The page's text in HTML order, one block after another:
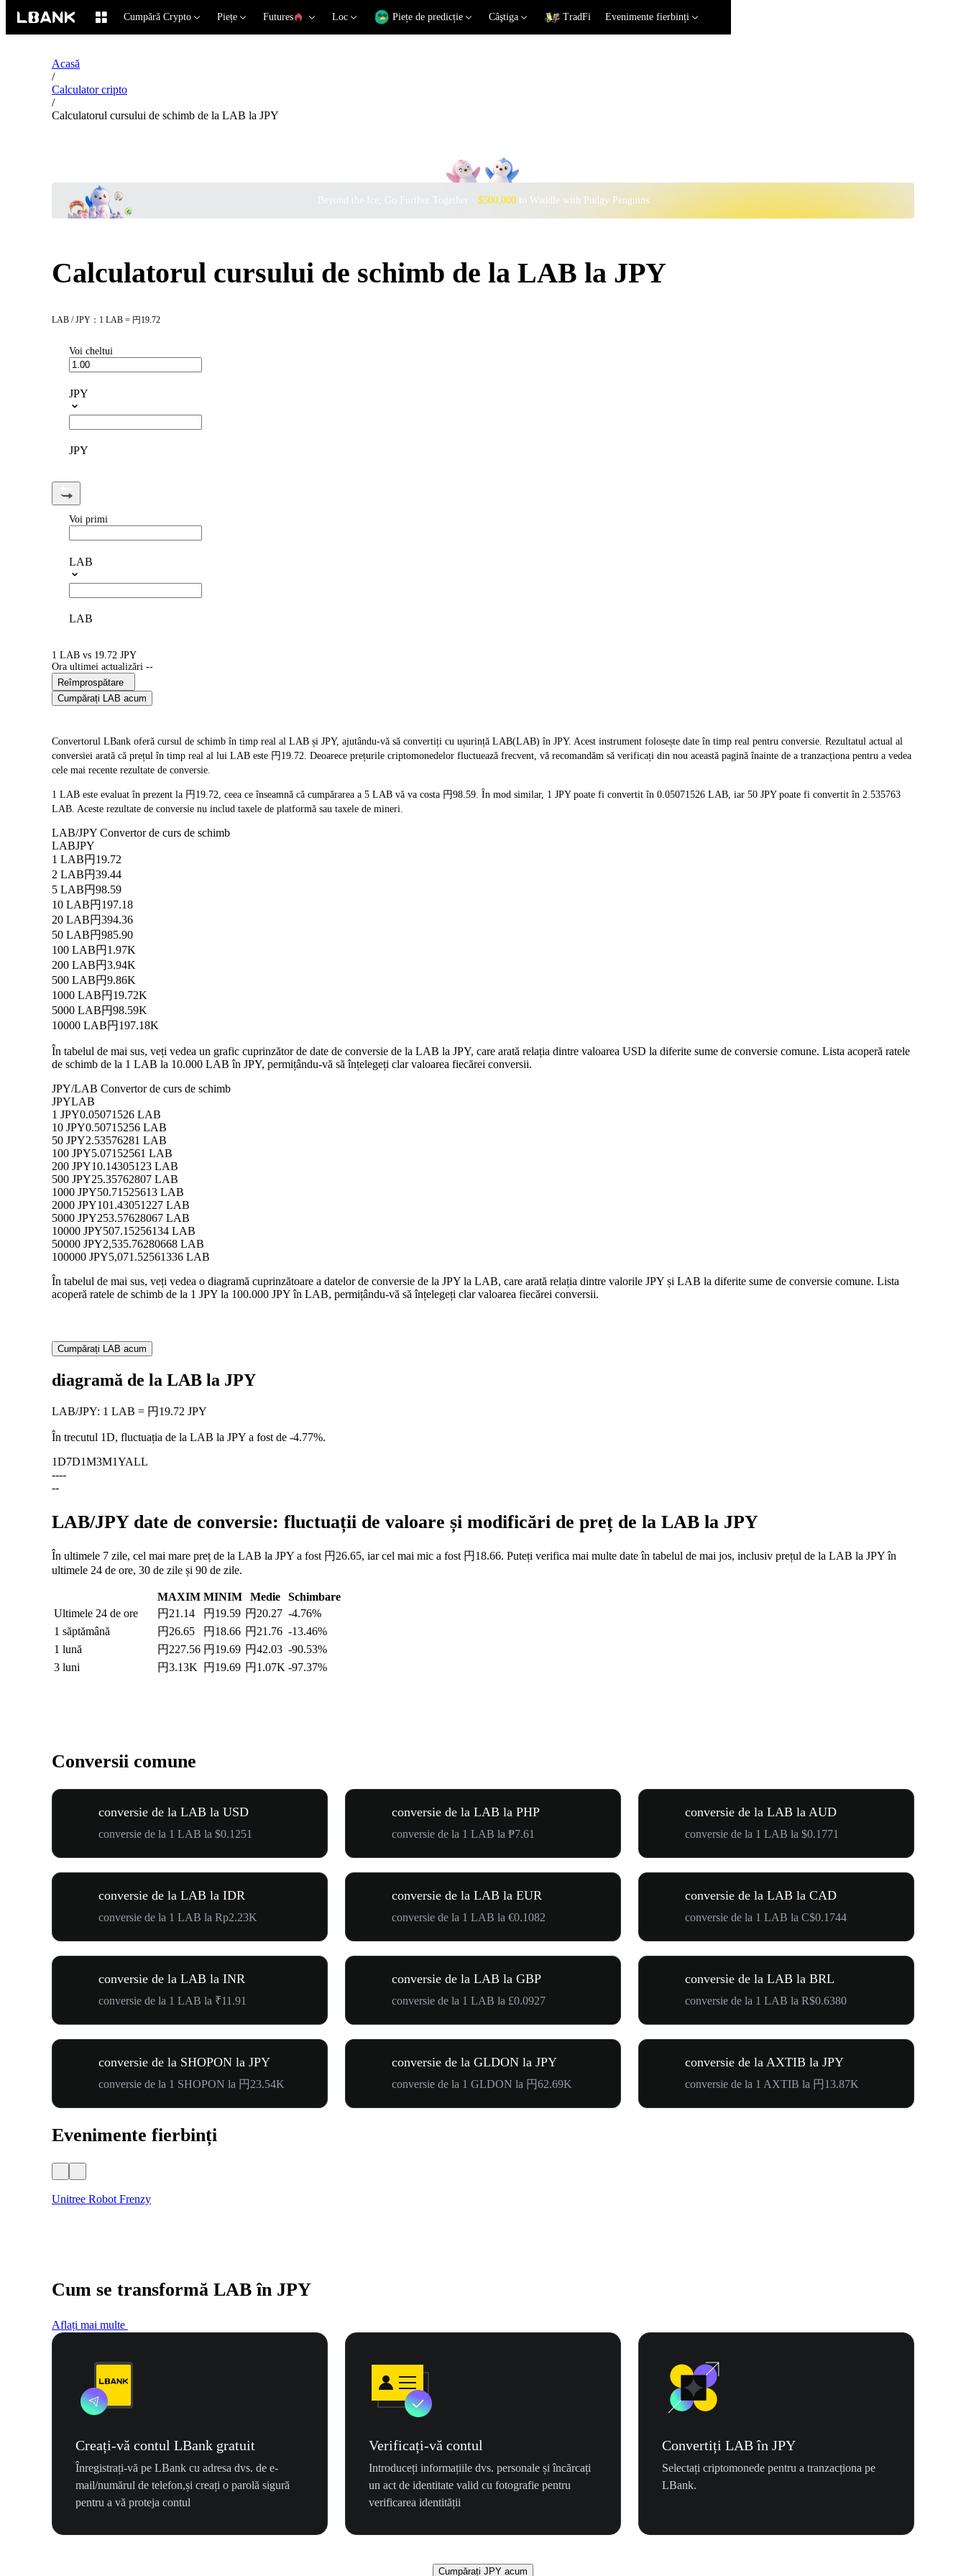
Cumpără Crypto Piețe Futures Loc Piețe de predicție Câştiga TradFi Evenimente fierbinți
Acasă
/
Calculator cripto
/
Calculatorul cursului de schimb de la LAB la JPY
Beyond the Ice, Go Further Together · $500,000to Waddle with Pudgy Penguins
Calculatorul cursului de schimb de la LAB la JPY
LAB / JPY：1 LAB = 円19.72
Voi cheltui
JPY
JPY
Voi primi
LAB
LAB
1 LAB vs 19.72 JPY
Ora ultimei actualizări --
Reîmprospătare
Cumpărați LAB acum
Convertorul LBank oferă cursul de schimb în timp real al LAB și JPY, ajutându-vă să convertiți cu ușurință LAB(LAB) în JPY. Acest instrument folosește date în timp real pentru conversie. Rezultatul actual al
conversiei arată că prețul în timp real al lui LAB este 円19.72. Deoarece prețurile criptomonedelor fluctuează frecvent, vă recomandăm să verificați din nou această pagină înainte de a tranzacționa pentru a vedea
cele mai recente rezultate de conversie.
1 LAB este evaluat în prezent la 円19.72, ceea ce înseamnă că cumpărarea a 5 LAB vă va costa 円98.59. În mod similar, 1 JPY poate fi convertit în 0.05071526 LAB, iar 50 JPY poate fi convertit în 2.535763
LAB. Aceste rezultate de conversie nu includ taxele de platformă sau taxele de mineri.
LAB/JPY Convertor de curs de schimb
LABJPY
1 LAB円19.72
2 LAB円39.44
5 LAB円98.59
10 LAB円197.18
20 LAB円394.36
50 LAB円985.90
100 LAB円1.97K
200 LAB円3.94K
500 LAB円9.86K
1000 LAB円19.72K
5000 LAB円98.59K
10000 LAB円197.18K
În tabelul de mai sus, veți vedea un grafic cuprinzător de date de conversie de la LAB la JPY, care arată relația dintre valoarea USD la diferite sume de conversie comune. Lista acoperă ratele
de schimb de la 1 LAB la 10.000 LAB în JPY, permițându-vă să înțelegeți clar valoarea fiecărei conversii.
JPY/LAB Convertor de curs de schimb
JPYLAB
1 JPY0.05071526 LAB
10 JPY0.50715256 LAB
50 JPY2.53576281 LAB
100 JPY5.07152561 LAB
200 JPY10.14305123 LAB
500 JPY25.35762807 LAB
1000 JPY50.71525613 LAB
2000 JPY101.43051227 LAB
5000 JPY253.57628067 LAB
10000 JPY507.15256134 LAB
50000 JPY2,535.76280668 LAB
100000 JPY5,071.52561336 LAB
În tabelul de mai sus, veți vedea o diagramă cuprinzătoare a datelor de conversie de la JPY la LAB, care arată relația dintre valorile JPY și LAB la diferite sume de conversie comune. Lista
acoperă ratele de schimb de la 1 JPY la 100.000 JPY în LAB, permițându-vă să înțelegeți clar valoarea fiecărei conversii.
Cumpărați LAB acum
diagramă de la LAB la JPY
LAB/JPY: 1 LAB = 円19.72 JPY
În trecutul 1D, fluctuația de la LAB la JPY a fost de -4.77%.
1D7D1M3M1YALL
----
--
LAB/JPY date de conversie: fluctuații de valoare și modificări de preț de la LAB la JPY
În ultimele 7 zile, cel mai mare preț de la LAB la JPY a fost 円26.65, iar cel mai mic a fost 円18.66. Puteți verifica mai multe date în tabelul de mai jos, inclusiv prețul de la LAB la JPY în
ultimele 24 de ore, 30 de zile și 90 de zile.
MAXIM MINIM Medie
Schimbare
Ultimele 24 de ore
円21.14 円19.59 円20.27 -4.76%
1 săptămână
円26.65 円18.66 円21.76 -13.46%
1 lună
円227.56 円19.69 円42.03 -90.53%
3 luni
円3.13K 円19.69 円1.07K -97.37%
Conversii comune
conversie de la LAB la USD
conversie de la 1 LAB la $0.1251
conversie de la LAB la PHP
conversie de la 1 LAB la ₱7.61
conversie de la LAB la AUD
conversie de la 1 LAB la $0.1771
conversie de la LAB la IDR
conversie de la 1 LAB la Rp2.23K
conversie de la LAB la EUR
conversie de la 1 LAB la €0.1082
conversie de la LAB la CAD
conversie de la 1 LAB la C$0.1744
conversie de la LAB la INR
conversie de la 1 LAB la ₹11.91
conversie de la LAB la GBP
conversie de la 1 LAB la £0.0927
conversie de la LAB la BRL
conversie de la 1 LAB la R$0.6380
conversie de la SHOPON la JPY
conversie de la 1 SHOPON la 円23.54K
conversie de la GLDON la JPY
conversie de la 1 GLDON la 円62.69K
conversie de la AXTIB la JPY
conversie de la 1 AXTIB la 円13.87K
Evenimente fierbinți
Unitree Robot Frenzy
Cum se transformă LAB în JPY
Aflați mai multe
Creați-vă contul LBank gratuit
Înregistrați-vă pe LBank cu adresa dvs. de e-
mail/numărul de telefon,și creați o parolă sigură
pentru a vă proteja contul
Verificați-vă contul
Introduceți informațiile dvs. personale și încărcați
un act de identitate valid cu fotografie pentru
verificarea identității
Convertiți LAB în JPY
Selectați criptomonede pentru a tranzacționa pe
LBank.
Cumpărați JPY acum